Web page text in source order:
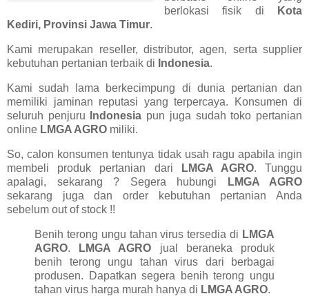
berlokasi fisik di
Kota
Kediri, Provinsi Jawa Timur.
Kami merupakan reseller, distributor, agen, serta supplier
kebutuhan pertanian terbaik di Indonesia.
Kami sudah lama berkecimpung di dunia pertanian dan
memiliki jaminan reputasi yang terpercaya. Konsumen di
seluruh penjuru
Indonesia pun juga sudah toko pertanian
online LMGA AGRO miliki.
So, calon konsumen tentunya tidak usah ragu apabila ingin
membeli produk pertanian dari
LMGA AGRO. Tunggu
apalagi, sekarang ? Segera hubungi
LMGA AGRO
sekarang juga dan order kebutuhan pertanian Anda
sebelum out of stock !!
Benih terong ungu tahan virus tersedia di LMGA
AGRO. LMGA AGRO jual beraneka produk
benih terong ungu tahan virus dari berbagai
produsen. Dapatkan segera benih terong ungu
tahan virus harga murah hanya di LMGA AGRO.